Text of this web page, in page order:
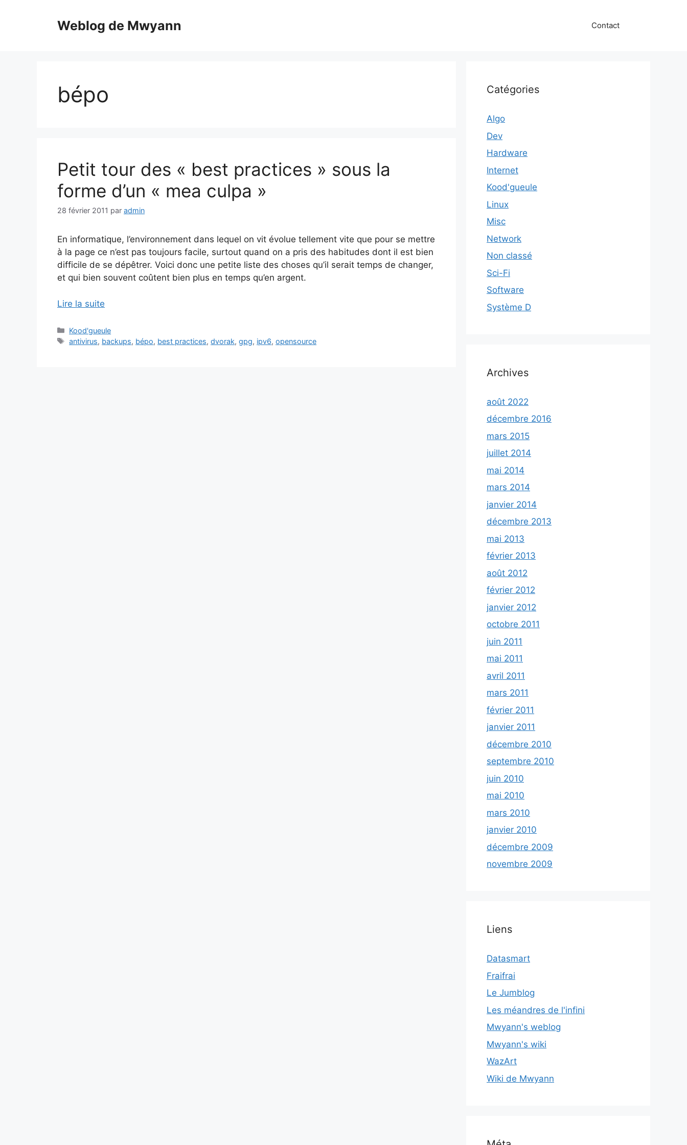
Weblog de Mwyann Contact
bépo
Petit tour des « best practices » sous la
forme d’un « mea culpa »
28 février 2011 par admin
En informatique, l’environnement dans lequel on vit évolue tellement vite que pour se mettre
à la page ce n’est pas toujours facile, surtout quand on a pris des habitudes dont il est bien
difficile de se dépêtrer. Voici donc une petite liste des choses qu’il serait temps de changer,
et qui bien souvent coûtent bien plus en temps qu’en argent.
Lire la suite
Catégories
Kood'gueule
Étiquettes
antivirus, backups, bépo, best practices,dvorak,gpg, ipv6,opensource
Catégories
Algo
Dev
Hardware
Internet
Kood'gueule
Linux
Misc
Network
Non classé
Sci-Fi
Software
Système D
Archives
août 2022
décembre 2016
mars 2015
juillet 2014
mai 2014
mars 2014
janvier 2014
décembre 2013
mai 2013
février 2013
août 2012
février 2012
janvier 2012
octobre 2011
juin 2011
mai 2011
avril 2011
mars 2011
février 2011
janvier 2011
décembre 2010
septembre 2010
juin 2010
mai 2010
mars 2010
janvier 2010
décembre 2009
novembre 2009
Liens
Datasmart
Fraifrai
Le Jumblog
Les méandres de l'infini
Mwyann's weblog
Mwyann's wiki
WazArt
Wiki de Mwyann